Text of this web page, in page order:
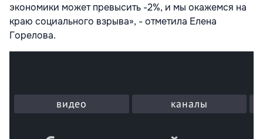
экономики может превысить -2%, и мы окажемся на
краю социального взрыва», - отметила Елена
Горелова.